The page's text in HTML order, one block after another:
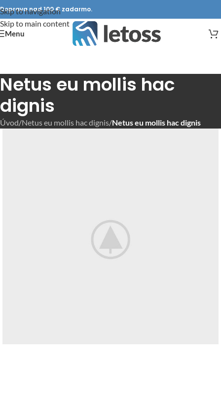
Skip to navigation
Skip to main content
Doprava nad 100 € zadarmo.
Menu
Netus eu mollis hac
dignis
Úvod/Netus eu mollis hac dignis/Netus eu mollis hac dignis